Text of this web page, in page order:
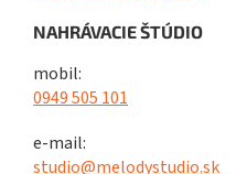
NAHRÁVACIE ŠTÚDIO
mobil:
0949 505 101
e-mail:
studio@melodystudio.sk